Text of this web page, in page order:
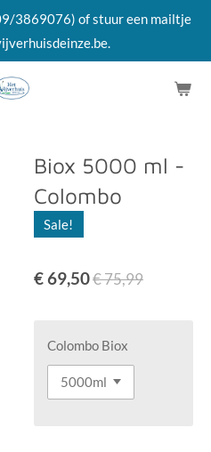
3869076) of stuur een mailtje
Biox 5000 ml -
Colombo
Sale!
€ 69,50€ 75,99
Colombo Biox